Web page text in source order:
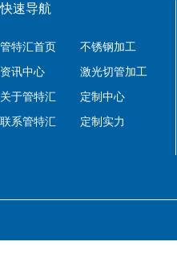
快速导航
管特汇首页
不锈钢加工
资讯中心
激光切管加工
关于管特汇
定制中心
联系管特汇
定制实力